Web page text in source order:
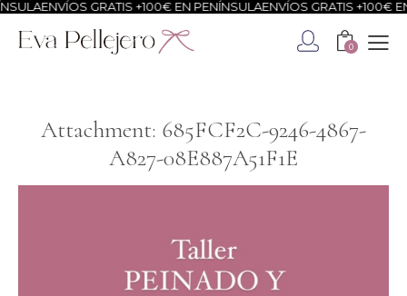
ENVÍOS GRATIS +100€ EN PENÍNSULAENVÍOS GRATIS +100€ EN
0
Attachment: 685FCF2C-9246-4867-
A827-08E887A51F1E